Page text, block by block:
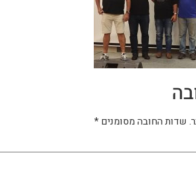
שדות החובה מסומנים *